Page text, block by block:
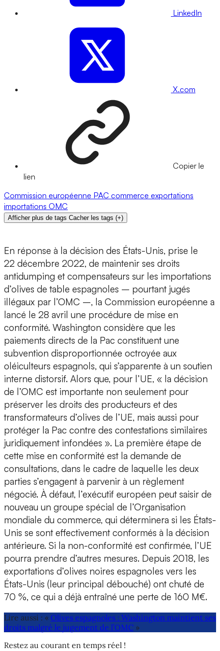
LinkedIn
X.com
Copier le
lien
Commission européenne PAC commerce exportations
importations OMC
Afficher plus de tags Cacher les tags (+)
En réponse à la décision des États-Unis, prise le
22 décembre 2022, de maintenir ses droits
antidumping et compensateurs sur les importations
d’olives de table espagnoles – pourtant jugés
illégaux par l’OMC –, la Commission européenne a
lancé le 28 avril une procédure de mise en
conformité. Washington considère que les
paiements directs de la Pac constituent une
subvention disproportionnée octroyée aux
oléiculteurs espagnols, qui s’apparente à un soutien
interne distorsif. Alors que, pour l’UE, « la décision
de l’OMC est importante non seulement pour
préserver les droits des producteurs et des
transformateurs d’olives de l’UE, mais aussi pour
protéger la Pac contre des contestations similaires
juridiquement infondées ». La première étape de
cette mise en conformité est la demande de
consultations, dans le cadre de laquelle les deux
parties s’engagent à parvenir à un règlement
négocié. À défaut, l’exécutif européen peut saisir de
nouveau un groupe spécial de l’Organisation
mondiale du commerce, qui déterminera si les États-
Unis se sont effectivement conformés à la décision
antérieure. Si la non-conformité est confirmée, l’UE
pourra prendre d’autres mesures. Depuis 2018, les
exportations d’olives noires espagnoles vers les
États-Unis (leur principal débouché) ont chuté de
70 %, ce qui a déjà entraîné une perte de 160 M€.
Lire aussi : « Olives espagnoles : Washington maintient ses
droits malgré le jugement de l’OMC »
Restez au courant en temps réel !